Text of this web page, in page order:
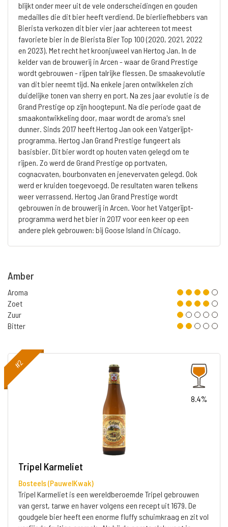
blijkt onder meer uit de vele onderscheidingen en gouden
medailles die dit bier heeft verdiend. De bierliefhebbers van
Bierista verkozen dit bier vier jaar achtereen tot meest
favoriete bier in de Bierista Bier Top 100 (2020, 2021, 2022
en 2023). Met recht het kroonjuweel van Hertog Jan. In de
kelder van de brouwerij in Arcen - waar de Grand Prestige
wordt gebrouwen - rijpen talrijke flessen. De smaakevolutie
van dit bier neemt tijd. Na enkele jaren ontwikkelen zich
duidelijke tonen van sherry en port. Na zes jaar evolutie is de
Grand Prestige op zijn hoogtepunt. Na die periode gaat de
smaakontwikkeling door, maar wordt de aroma's snel
dunner. Sinds 2017 heeft Hertog Jan ook een Vatgerijpt-
programma. Hertog Jan Grand Prestige fungeert als
basisbier. Dit bier wordt op houten vaten gelegd om te
rijpen. Zo werd de Grand Prestige op portvaten,
cognacvaten, bourbonvaten en jenevervaten gelegd. Ook
werd er kruiden toegevoegd. De resultaten waren telkens
weer verrassend. Hertog Jan Grand Prestige wordt
gebrouwen in de brouwerij in Arcen. Voor het Vatgerijpt-
programma werd het bier in 2017 voor een keer op een
andere plek gebrouwen: bij Goose Island in Chicago.
Amber
Aroma
Zoet
Zuur
Bitter
#2
8.4%
Tripel Karmeliet
Bosteels (PauwelKwak)
Tripel Karmeliet is een wereldberoemde Tripel gebrouwen
van gerst, tarwe en haver volgens een recept uit 1679. De
goudgele bier heeft een enorme fluffy schuimkraag en zit vol